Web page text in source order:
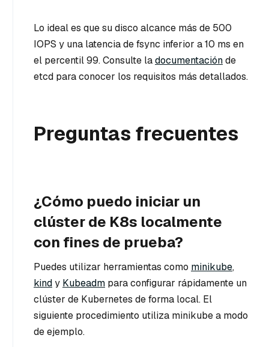
Lo ideal es que su disco alcance más de 500
IOPS y una latencia de fsync inferior a 10 ms en
el percentil 99. Consulte ladocumentaciónde
etcd para conocer los requisitos más detallados.
Preguntas frecuentes
¿Cómo puedo iniciar un
clúster de K8s localmente
con fines de prueba?
Puedes utilizar herramientas como minikube,
kindy Kubeadm para configurar rápidamente un
clúster de Kubernetes de forma local. El
siguiente procedimiento utiliza minikube a modo
de ejemplo.